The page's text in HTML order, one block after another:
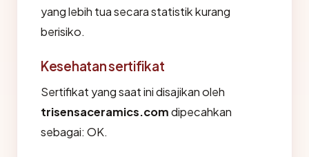
yang lebih tua secara statistik kurang
berisiko.
Kesehatan sertifikat
Sertifikat yang saat ini disajikan oleh
trisensaceramics.comdipecahkan
sebagai: OK.